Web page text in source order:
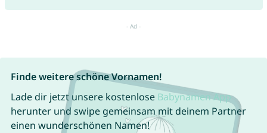
Finde weitere schöne Vornamen!
Lade dir jetzt unsere kostenlose Babynamen App
herunter und swipe gemeinsam mit deinem Partner
einen wunderschönen Namen!